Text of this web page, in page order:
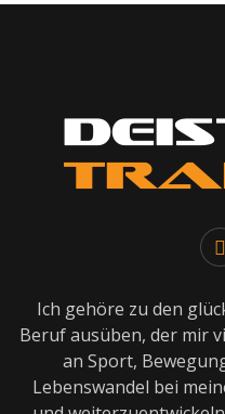
Ich gehöre zu den
Beruf ausüben, der mir
an Sport,
Lebenswandel bei